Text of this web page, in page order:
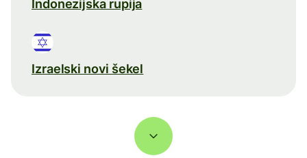
Indonezijska rupija
Izraelski novi šekel